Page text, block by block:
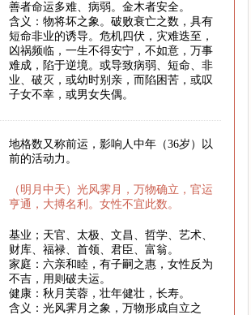
善者命运多难、病弱。金木者安全。
含义：物将坏之象。破败衰亡之数，具有
短命非业的诱导。危机四伏，灾难迭至，
凶祸频临，一生不得安宁，不如意，万事
难成，陷于逆境。或导致病弱、短命、非
业、破灭，或幼时别亲，而陷困苦，或叹
子女不幸，或男女失偶。
地格数又称前运，影响人中年（36岁）以
前的活动力。
（明月中天）光风霁月，万物确立，官运
亨通，大搏名利。女性不宜此数。
基业；天官、太极、文昌、哲学、艺术、
财库、福禄、首领、君臣、富翁。
家庭：六亲和睦，有子嗣之惠，女性反为
不吉，用则破夫运。
健康：秋月芙蓉，壮年健壮，长寿。
含义：光风霁月之象，万物形成自立之